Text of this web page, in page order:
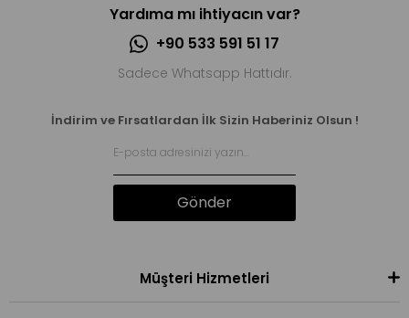
Yardıma mı ihtiyacın var?
+90 533 591 51 17
Sadece Whatsapp Hattıdır.
İndirim ve Fırsatlardan İlk Sizin Haberiniz Olsun !
Gönder
Müşteri Hizmetleri